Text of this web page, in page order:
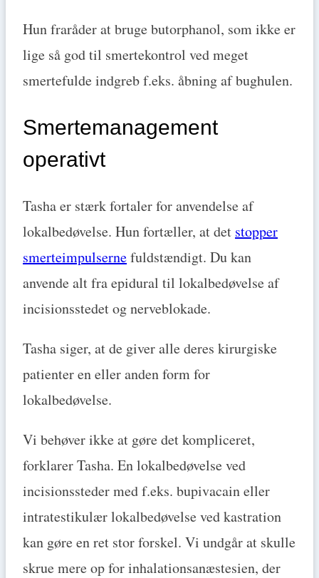
Hun fraråder at bruge butorphanol, som ikke er
lige så god til smertekontrol ved meget
smertefulde indgreb f.eks. åbning af bughulen.
Smertemanagement
operativt
Tasha er stærk fortaler for anvendelse af
lokalbedøvelse. Hun fortæller, at det stopper
smerteimpulsernefuldstændigt. Du kan
anvende alt fra epidural til lokalbedøvelse af
incisionsstedet og nerveblokade.
Tasha siger, at de giver alle deres kirurgiske
patienter en eller anden form for
lokalbedøvelse.
Vi behøver ikke at gøre det kompliceret,
forklarer Tasha. En lokalbedøvelse ved
incisionssteder med f.eks. bupivacain eller
intratestikulær lokalbedøvelse ved kastration
kan gøre en ret stor forskel. Vi undgår at skulle
skrue mere op for inhalationsanæstesien, der